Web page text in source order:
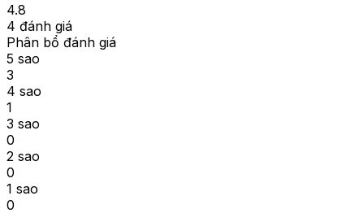
4.8
4 đánh giá
Phân bổ đánh giá
5 sao
3
4 sao
1
3 sao
0
2 sao
0
1 sao
0